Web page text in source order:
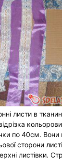
листи в
по 40см. Вони
сторони
листівки.